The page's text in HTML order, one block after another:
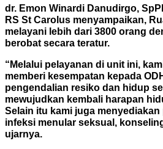
dr. Emon Winardi Danudirgo,
RS St Carolus menyampaikan,
melayani lebih dari 3800 orang
berobat secara teratur.
“Melalui pelayanan di unit ini,
memberi kesempatan kepada
pengendalian resiko dan hidup
mewujudkan kembali harapan
Selain itu kami juga menyediakan
infeksi menular seksual,
ujarnya.